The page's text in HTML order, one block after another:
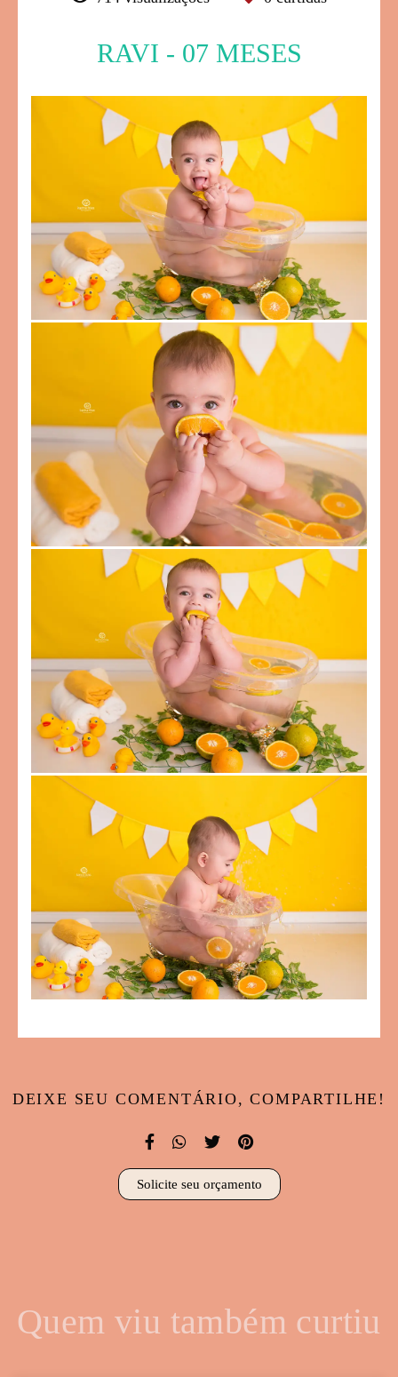
RAVI - 07 MESES
DEIXE SEU COMENTÁRIO, COMPARTILHE!
Solicite seu orçamento
Quem viu também curtiu